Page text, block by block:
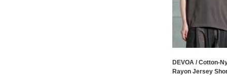
DEVOA / Cotton-
Rayon Jersey